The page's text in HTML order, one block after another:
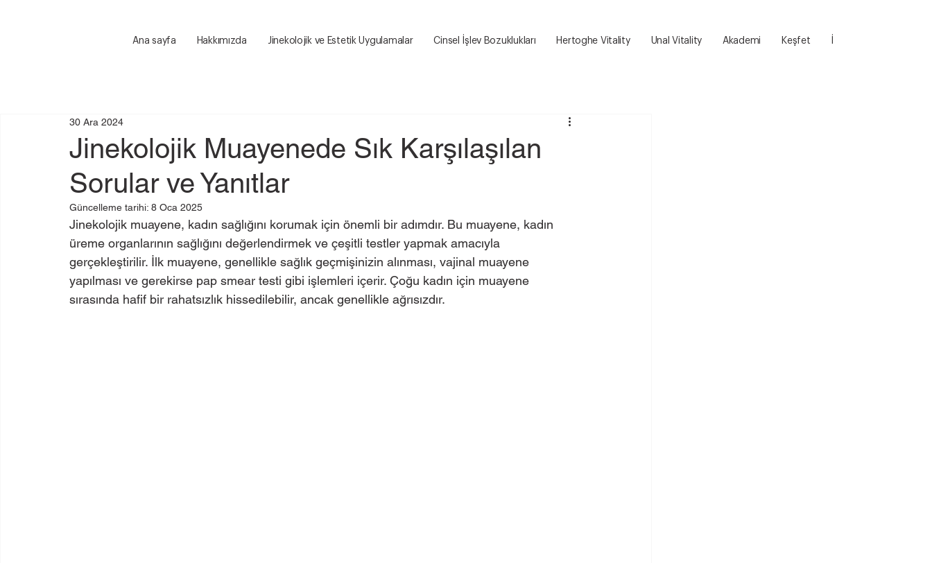
Ana sayfa Hakkımızda Jinekolojik ve Estetik Uygulamalar Cinsel İşlev Bozuklukları Hertoghe Vitality Unal Vitality Akademi Keşfet
Jinekolojik Muayenede Sık Karşılaşılan
Sorular ve Yanıtlar
30 Ara 2024
Güncelleme tarihi: 8 Oca 2025
Jinekolojik muayene, kadın sağlığını korumak için önemli bir adımdır. Bu muayene, kadın
üreme organlarının sağlığını değerlendirmek ve çeşitli testler yapmak amacıyla
gerçekleştirilir. İlk muayene, genellikle sağlık geçmişinizin alınması, vajinal muayene
yapılması ve gerekirse pap smear testi gibi işlemleri içerir. Çoğu kadın için muayene
sırasında hafif bir rahatsızlık hissedilebilir, ancak genellikle ağrısızdır.